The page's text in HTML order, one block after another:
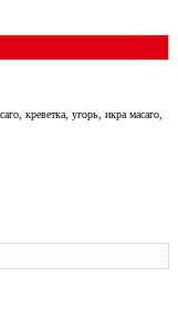
креветка, угорь, икра масаго,